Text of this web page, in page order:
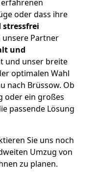
oder dass ihre
stressfrei
Partner
und
und unser breite
optimalen Wahl
nach Brüssow. Ob
oder ein großes
passende Lösung
Sie uns noch
Umzug von
zu planen.